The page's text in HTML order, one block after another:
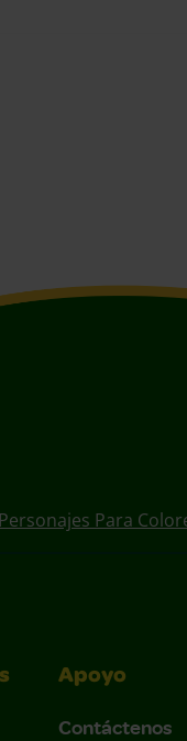
Para
Apoyo
Contáctenos